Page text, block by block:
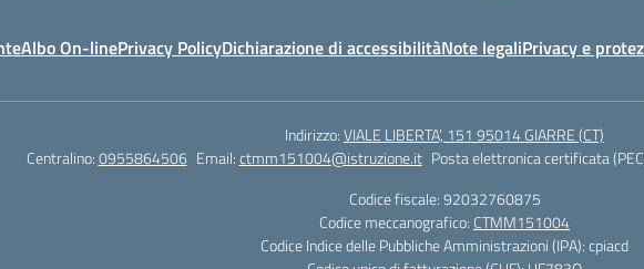
Albo On-linePrivacy PolicyDichiarazione di accessibilitàNote legaliPrivacy e
Indirizzo:VIALE LIBERTA’, 151 95014 GIARRE (CT)
Centralino:0955864506 Email:ctmm151004@istruzione.it Posta elettronica certificata
Codice fiscale: 92032760875
Codice meccanografico: CTMM151004
Codice Indice delle Pubbliche Amministrazioni (IPA): cpiacd